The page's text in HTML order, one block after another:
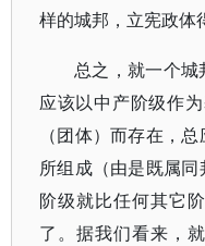
样的城邦，立宪政体
总之，就一个城
应该以中产阶级作
（团体）而存在，
所组成（由是既属
阶级就比任何其它
了。据我们看来，